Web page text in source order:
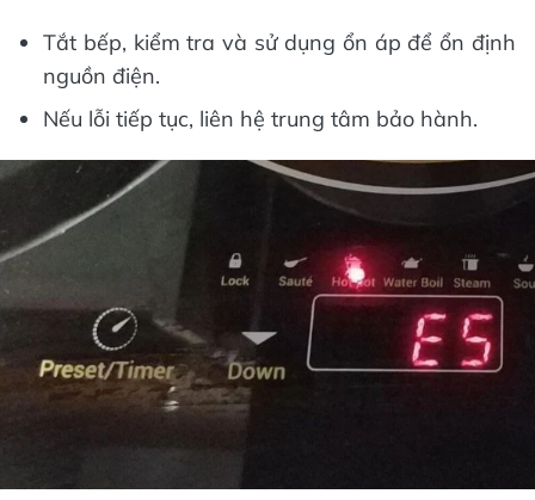
Tắt bếp, kiểm tra và sử dụng ổn áp để ổn định
nguồn điện.
Nếu lỗi tiếp tục, liên hệ trung tâm bảo hành.